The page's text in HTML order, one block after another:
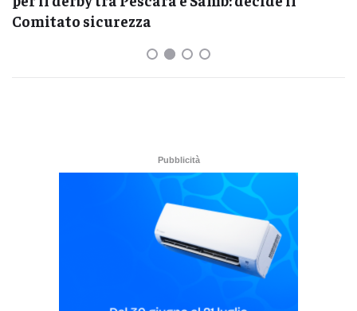
Comitato sicurezza
Pubblicità